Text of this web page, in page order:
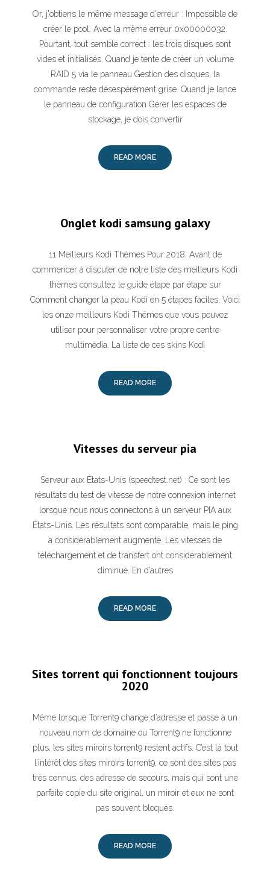
Or, j'obtiens le même message d'erreur : Impossible de
créer le pool. Avec la même erreur 0x00000032.
Pourtant, tout semble correct : les trois disques sont
vides et initialisés. Quand je tente de créer un volume
RAID 5 via le panneau Gestion des disques, la
commande reste désespérément grise. Quand je lance
le panneau de configuration Gérer les espaces de
stockage, je dois convertir
READ MORE
Onglet kodi samsung galaxy
11 Meilleurs Kodi Thèmes Pour 2018. Avant de
commencer à discuter de notre liste des meilleurs Kodi
thèmes consultez le guide étape par étape sur
Comment changer la peau Kodi en 5 étapes faciles. Voici
les onze meilleurs Kodi Thèmes que vous pouvez
utiliser pour personnaliser votre propre centre
multimédia. La liste de ces skins Kodi
READ MORE
Vitesses du serveur pia
Serveur aux États-Unis (speedtest.net) : Ce sont les
résultats du test de vitesse de notre connexion internet
lorsque nous nous connectons à un serveur PIA aux
États-Unis. Les résultats sont comparable, mais le ping
a considérablement augmenté. Les vitesses de
téléchargement et de transfert ont considérablement
diminué. En d’autres
READ MORE
Sites torrent qui fonctionnent toujours
2020
Même lorsque Torrent9 change d’adresse et passe à un
nouveau nom de domaine ou Torrent9 ne fonctionne
plus, les sites miroirs torrent9 restent actifs. C’est là tout
l’intérêt des sites miroirs torrent9, ce sont des sites pas
très connus, des adresse de secours, mais qui sont une
parfaite copie du site original, un miroir et eux ne sont
pas souvent bloqués.
READ MORE